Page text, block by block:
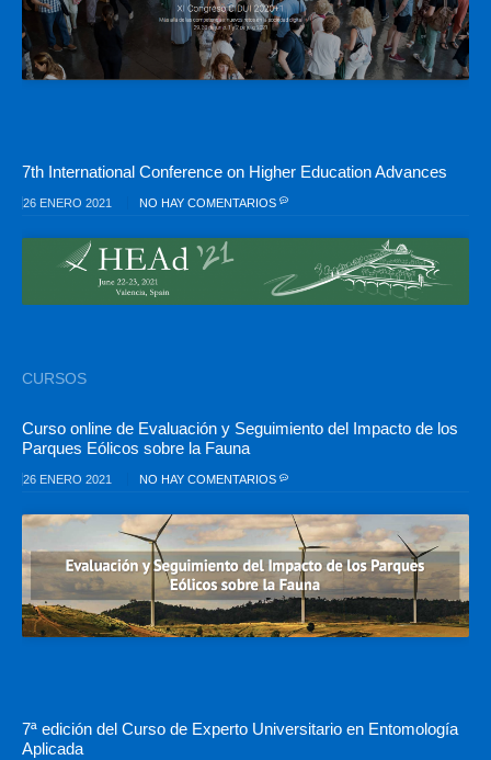
7th International Conference on Higher Education Advances
26 ENERO 2021 NO HAY COMENTARIOS
CURSOS
Curso online de Evaluación y Seguimiento del Impacto de los
Parques Eólicos sobre la Fauna
26 ENERO 2021 NO HAY COMENTARIOS
7ª edición del Curso de Experto Universitario en Entomología
Aplicada